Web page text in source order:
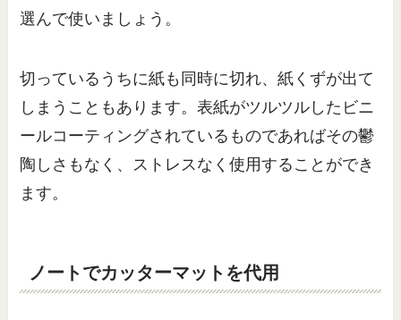
選んで使いましょう。
切っているうちに紙も同時に切れ、紙くずが出て
しまうこともあります。表紙がツルツルしたビニ
ールコーティングされているものであればその鬱
陶しさもなく、ストレスなく使用することができ
ます。
ノートでカッターマットを代用